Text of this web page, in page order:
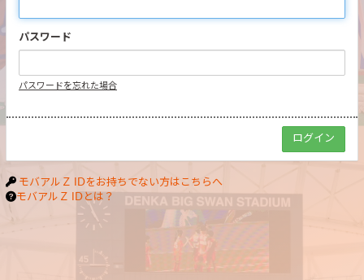
パスワード
パスワードを忘れた場合
モバアルＺ IDをお持ちでない方はこちらへ
モバアルＺ IDとは？